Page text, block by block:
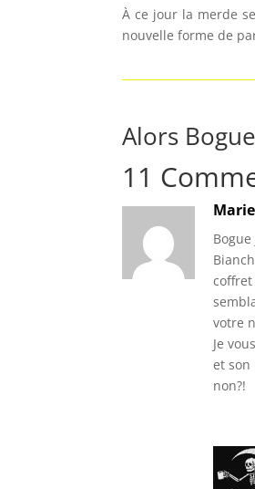
À ce jour la merde
nouvelle forme de
Alors
11
votre
Je
et son
non?!